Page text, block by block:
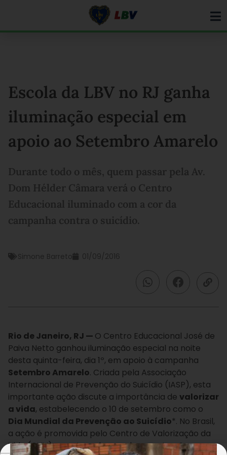
Escola da LBV no RJ ganha
iluminação especial em
apoio ao Setembro Amarelo
Durante todo o mês, quem passar pela Av.
Dom Hélder Câmara verá o Centro
Educacional iluminado com a cor da
campanha contra o suicídio.
Simone Barreto 01/09/2016
Rio de Janeiro, RJ — O Centro Educacional José de
Paiva Netto ganhou iluminação especial na noite
desta quinta-feira, dia 1º, em apoio à campanha
Setembro Amarelo. Criada pela Associação
Internacional de Prevenção do Suicídio (IASP), esta
importante ação discute a importância de valorizar
a vida, estabelecendo o 10 de setembro como o
Dia Mundial da Prevenção ao Suicídio*. No Brasil,
a ação é promovida pelo Centro de Valorização da
Vida (CVV) e contempla grandes construções,